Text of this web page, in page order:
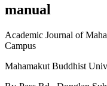
manual
Academic Journal of
Campus
Mahamakut Buddhist